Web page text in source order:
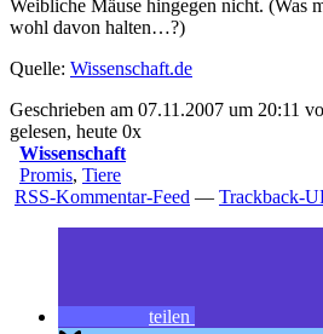
Weibliche Mäuse hingegen nicht. (Was
wohl davon halten…?)
Quelle: Wissenschaft.de
Geschrieben am 07.11.2007 um 20:11
gelesen, heute 0x
Wissenschaft
Promis, Tiere
RSS-Kommentar-Feed — Trackback-
teilen